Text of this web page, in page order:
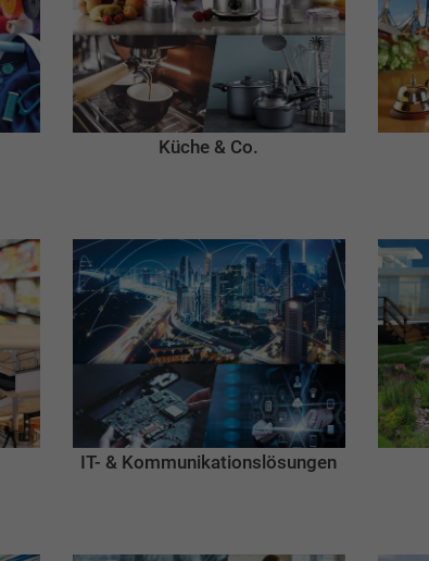
Küche & Co.
IT- & Kommunikationslösungen